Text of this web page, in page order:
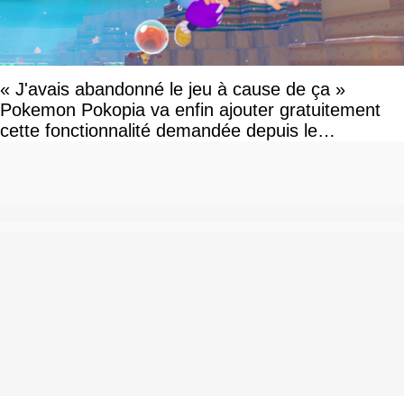
« J'avais abandonné le jeu à cause de ça »
Pokemon Pokopia va enfin ajouter gratuitement
cette fonctionnalité demandée depuis le